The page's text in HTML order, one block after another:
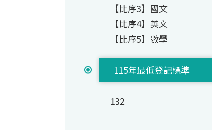
【比序3】國文
【比序4】英文
【比序5】數學
115年最低登記標準
132